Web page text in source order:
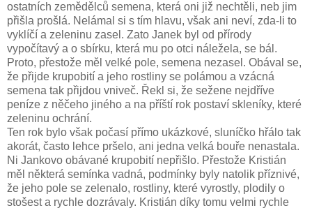
ostatních zemědělců semena, která oni již nechtěli, neb jim
přišla prošlá. Nelámal si s tím hlavu, však ani neví, zda-li to
vyklíčí a zeleninu zasel. Zato Janek byl od přírody
vypočítavý a o sbírku, která mu po otci náležela, se bál.
Proto, přestože měl velké pole, semena nezasel. Obával se,
že přijde krupobití a jeho rostliny se polámou a vzácná
semena tak přijdou vniveč. Řekl si, že sežene nejdříve
peníze z něčeho jiného a na příští rok postaví skleníky, které
zeleninu ochrání.
Ten rok bylo však počasí přímo ukázkové, sluníčko hřálo tak
akorát, často lehce pršelo, ani jedna velká bouře nenastala.
Ni Jankovo obávané krupobití nepřišlo. Přestože Kristián
měl některá semínka vadná, podmínky byly natolik příznivé,
že jeho pole se zelenalo, rostliny, které vyrostly, plodily o
stošest a rychle dozrávaly. Kristián díky tomu velmi rychle